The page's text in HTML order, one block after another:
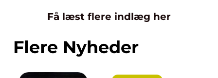
Få læst flere indlæg her
Flere Nyheder